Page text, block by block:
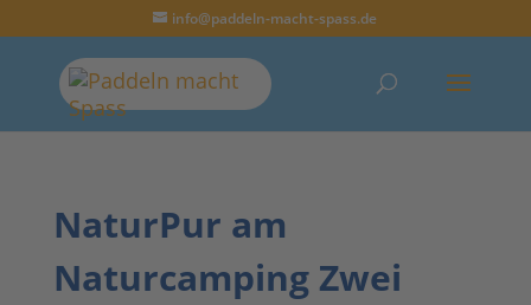
info@paddeln-macht-spass.de
NaturPur am
Naturcamping Zwei